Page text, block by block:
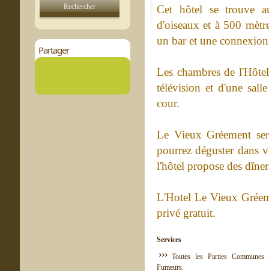
Partager
Cet hôtel se trouve
d'oiseaux et à 500
un bar et une
Les chambres de
télévision et d'une
cour.
Le Vieux Gréement
pourrez déguster dans
l'hôtel propose des
L'Hotel Le Vieux
privé gratuit.
Services
Toutes les Parties
Fumeurs.